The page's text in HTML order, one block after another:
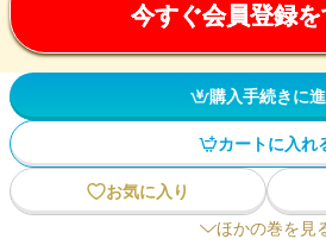
今すぐ会員登録を
購入手続きに
カートに入れ
お気に入り
ほかの巻を見